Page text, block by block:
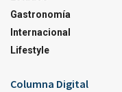
Gastronomía
Internacional
Lifestyle
Columna Digital